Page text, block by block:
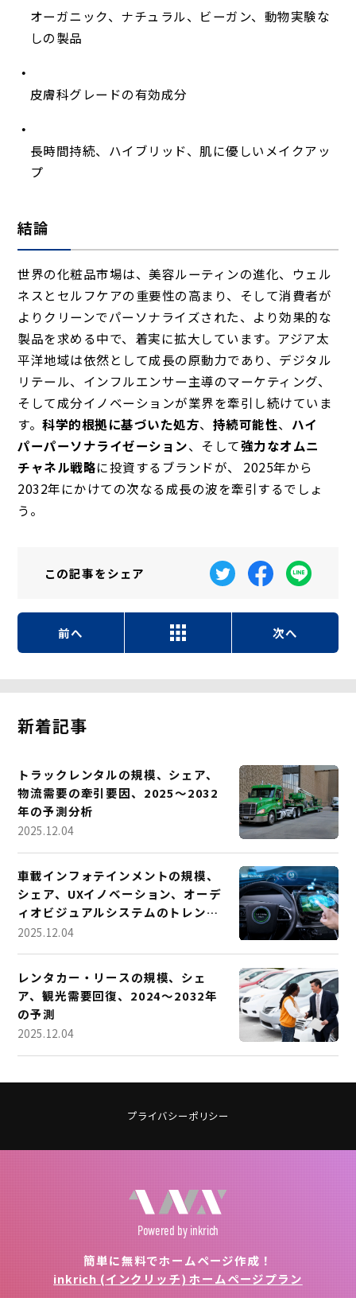
オーガニック、ナチュラル、ビーガン、動物実験な
しの製品
皮膚科グレードの有効成分
長時間持続、ハイブリッド、肌に優しいメイクアッ
プ
結論
世界の化粧品市場は、美容ルーティンの進化、ウェル
ネスとセルフケアの重要性の高まり、そして消費者が
よりクリーンでパーソナライズされた、より効果的な
製品を求める中で、着実に拡大しています。アジア太
平洋地域は依然として成長の原動力であり、デジタル
リテール、インフルエンサー主導のマーケティング、
そして成分イノベーションが業界を牽引し続けていま
す。科学的根拠に基づいた処方、 持続可能性、 ハイ
パーパーソナライゼーション、そして強力なオムニ
チャネル戦略に投資するブランドが、 2025年から
2032年にかけての次なる成長の波を牽引するでしょ
う。
この記事をシェア
前へ 次へ
新着記事
トラックレンタルの規模、シェア、
物流需要の牽引要因、2025～2032
年の予測分析
2025.12.04
車載インフォテインメントの規模、
シェア、UXイノベーション、オーデ
ィオビジュアルシステムのトレン
ド、2025～2032年の予測
2025.12.04
レンタカー・リースの規模、シェ
ア、観光需要回復、2024～2032年
の予測
2025.12.04
プライバシーポリシー
Powered by inkrich
簡単に無料でホームページ作成！
inkrich (インクリッチ) ホームページプラン